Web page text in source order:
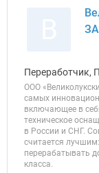
Переработчик,
ООО
самых
включающее в
техническое
в России и СНГ.
считается
перерабатывать
класса.